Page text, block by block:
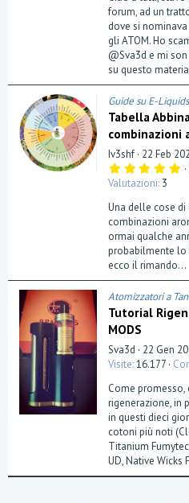
forum, ad un
dove si
gli ATOM. Ho
@Sva3d e mi
su questo
Guide su E-Liquids
Tabella
combinazioni
Iv3shf 22 Feb
5
0
s
t
e
l
l
(
e
)
Valutazioni 3
Una delle cose
combinazioni
ormai qualche
probabilmente lo
ecco il rimando...
Atomizzatori a
Tutorial
MODS
Sva3d 22 Gen
Visite 16.177
Come
rigenerazione, in
in questi dieci
cotoni più noti
Titanium
UD, Native Wicks